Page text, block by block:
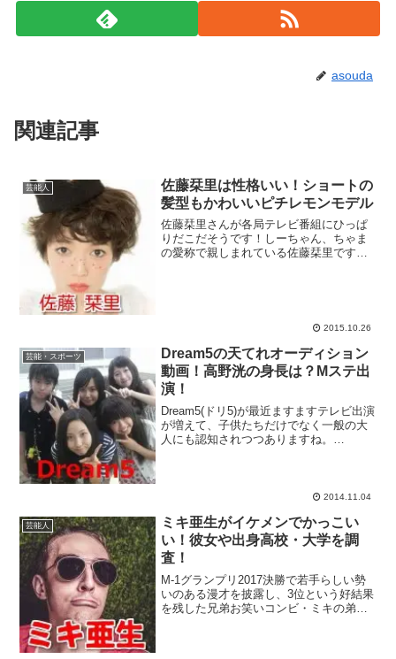
asouda
関連記事
芸能人
佐藤栞里は性格いい！ショートの
髪型もかわいいピチレモンモデル
佐藤栞里さんが各局テレビ番組にひっぱ
りだこだそうです！しーちゃん、ちゃま
の愛称で親しまれている佐藤栞里です
2015.10.26
芸能・スポーツ
Dream5の天てれオーディション
動画！高野洸の身長は？Mステ出
演！
Dream5(ドリ5)が最近ますますテレビ出演
が増えて、子供たちだけでなく一般の大
人にも認知されつつありますね。
2014.11.04
芸能人
ミキ亜生がイケメンでかっこい
い！彼女や出身高校・大学を調
査！
M-1グランプリ2017決勝で若手らしい勢
いのある漫才を披露し、3位という好結果
を残した兄弟お笑いコンビ・ミキの弟に